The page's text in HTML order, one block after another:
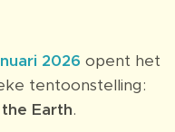
2026 opent het
tentoonstelling:
Earth.